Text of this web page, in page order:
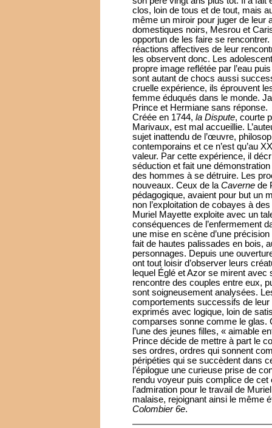
clos, loin de tous et de tout, mais
même un miroir pour juger de leur
domestiques noirs, Mesrou et
opportun de les faire se
réactions affectives de leur
les observent donc. Les
propre image reflétée par l’eau
sont autant de chocs aussi
cruelle expérience, ils éprouvent
femme éduqués dans le monde.
Prince et Hermiane sans réponse.
Créée en 1744, la Dispute, courte
Marivaux, est mal accueillie.
sujet inattendu de l’œuvre,
contemporains et ce n’est qu’au
valeur. Par cette expérience, il
séduction et fait une
des hommes à se détruire. Les
nouveaux. Ceux de la Caverne de
pédagogique, avaient pour but un
non l’exploitation de cobayes à
Muriel Mayette exploite avec un
conséquences de l’enfermement
une mise en scène d’une
fait de hautes palissades en bois,
personnages. Depuis une
ont tout loisir d’observer leurs
lequel Églé et Azor se mirent
rencontre des couples entre eux,
sont soigneusement analysées.
comportements successifs de
exprimés avec logique, loin de
comparses sonne comme le glas.
l’une des jeunes filles, « aimable
Prince décide de mettre à part le
ses ordres, ordres qui sonnent
péripéties qui se succèdent dans
l’épilogue une curieuse prise de
rendu voyeur puis complice de
l’admiration pour le travail de
malaise, rejoignant ainsi le même
Colombier 6e.